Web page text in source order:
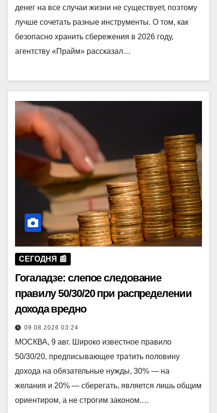
денег на все случаи жизни не существует, поэтому
лучше сочетать разные инструменты. О том, как
безопасно хранить сбережения в 2026 году,
агентству «Прайм» рассказал…
СЕГОДНЯ 📰
Гогаладзе: слепое следование
правилу 50/30/20 при распределении
дохода вредно
09.08.2026 03:24
МОСКВА, 9 авг. Широко известное правило
50/30/20, предписывающее тратить половину
дохода на обязательные нужды, 30% — на
желания и 20% — сберегать, является лишь общим
ориентиром, а не строгим законом.…